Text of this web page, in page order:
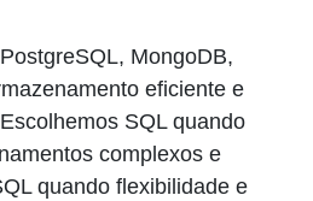
MongoDB,
eficiente e
SQL quando
complexos e
quando flexibilidade e